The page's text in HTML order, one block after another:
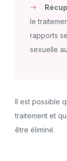
le
rapports
sexuelle
Il est possible
traitement et
être éliminé.